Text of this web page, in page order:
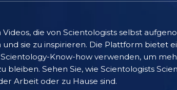
Videos, die von Scientologists selbst
sie zu inspirieren. Die Plattform bietet
Know-how verwenden, um
Sehen Sie, wie Scientologists
Arbeit oder zu Hause sind.